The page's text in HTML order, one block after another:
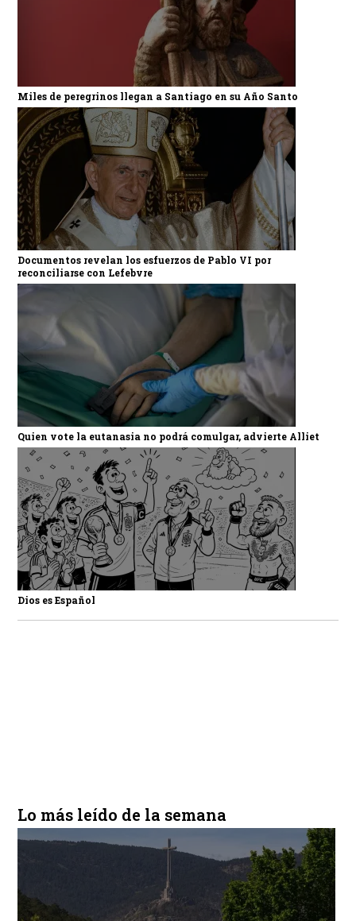
Miles de peregrinos llegan a Santiago en su Año Santo
Documentos revelan los esfuerzos de Pablo VI por
reconciliarse con Lefebvre
Quien vote la eutanasia no podrá comulgar, advierte Alliet
Dios es Español
Lo más leído de la semana